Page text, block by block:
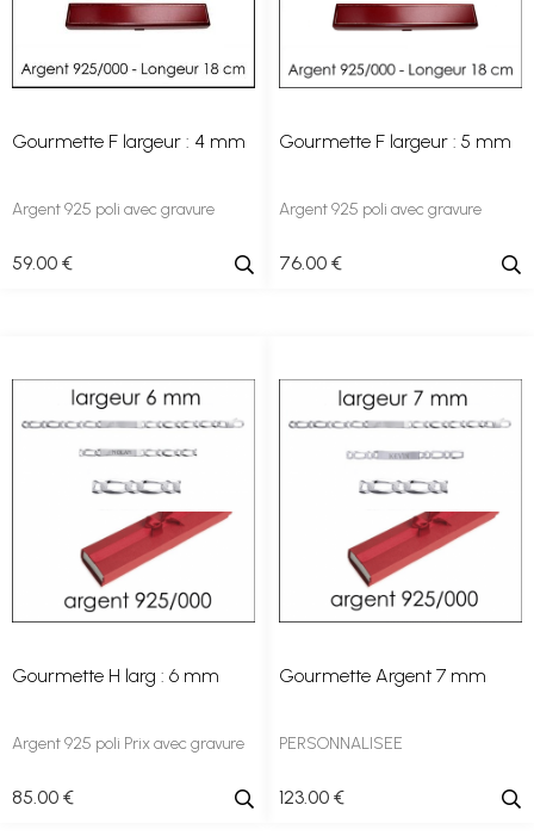
Gourmette F largeur : 4 mm
Argent 925 poli avec gravure
59.00 €
Gourmette F largeur : 5 mm
Argent 925 poli avec gravure
76.00 €
Gourmette H larg : 6 mm
Argent 925 poli Prix avec gravure
85.00 €
Gourmette Argent 7 mm
PERSONNALISEE
123.00 €